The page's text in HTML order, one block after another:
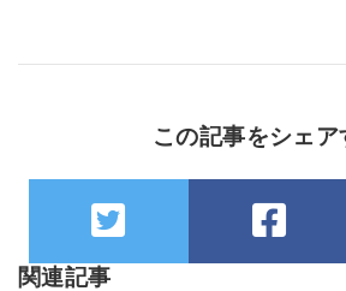
この記事をシェア
関連記事